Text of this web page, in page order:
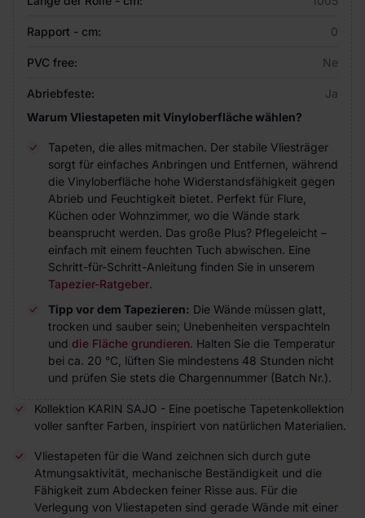
Rapport - cm: 0
PVC free: Ne
Abriebfeste:
Ja
Warum Vliestapeten mit Vinyloberfläche wählen?
Tapeten, die alles mitmachen. Der stabile Vliesträger
sorgt für einfaches Anbringen und Entfernen, während
die Vinyloberfläche hohe Widerstandsfähigkeit gegen
Abrieb und Feuchtigkeit bietet. Perfekt für Flure,
Küchen oder Wohnzimmer, wo die Wände stark
beansprucht werden. Das große Plus? Pflegeleicht –
einfach mit einem feuchten Tuch abwischen. Eine
Schritt-für-Schritt-Anleitung finden Sie in unserem
Tapezier-Ratgeber.
Tipp vor dem Tapezieren: Die Wände müssen glatt,
trocken und sauber sein; Unebenheiten verspachteln
und die Fläche grundieren. Halten Sie die Temperatur
bei ca. 20 °C, lüften Sie mindestens 48 Stunden nicht
und prüfen Sie stets die Chargennummer (Batch Nr.).
Kollektion KARIN SAJO - Eine poetische Tapetenkollektion
voller sanfter Farben, inspiriert von natürlichen Materialien.
Vliestapeten für die Wand zeichnen sich durch gute
Atmungsaktivität, mechanische Beständigkeit und die
Fähigkeit zum Abdecken feiner Risse aus. Für die
Verlegung von Vliestapeten sind gerade Wände mit einer